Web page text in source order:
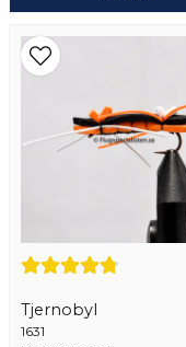
Tjernobyl
1631